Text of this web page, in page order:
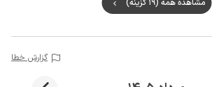
مشاهده همه (19 گزینه)
گزارش خطا